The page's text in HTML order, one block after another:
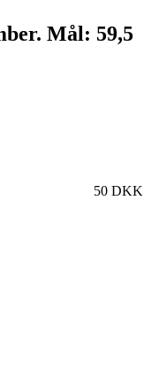
Mål: 59,5
50 DKK